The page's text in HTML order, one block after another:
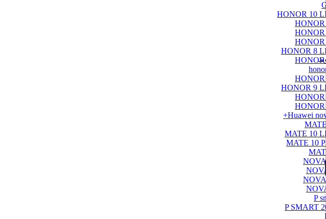
HONOR 10
HONOR 8
HONOR
HONOR 9
HONOR
Huawei
MATE 10
MATE 10
P
P SMART